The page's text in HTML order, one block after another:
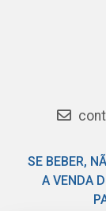
SE BEBER,
A VENDA